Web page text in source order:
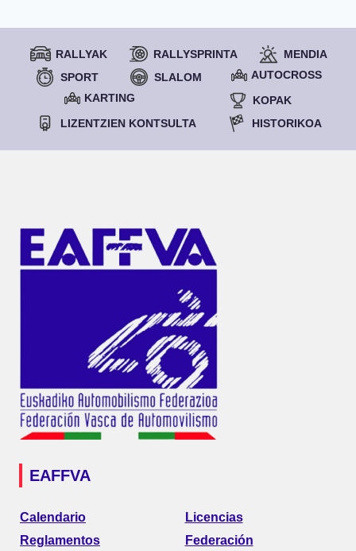
RALLYAK RALLYSPRINTA
MENDIA
SPORT
SLALOM
AUTOCROSS
KARTING
KOPAK
LIZENTZIEN KONTSULTA
HISTORIKOA
EAFFVA
Calendario
Reglamentos
Licencias
Federación